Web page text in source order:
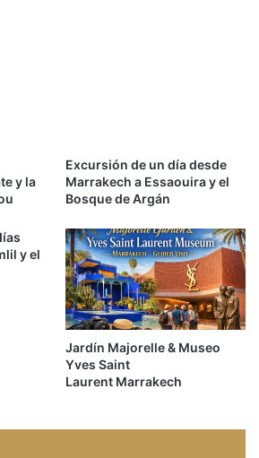
y la
Excursión de un día desde
Marrakech a Essaouira y el
Bosque de Argán
y el
Jardín Majorelle & Museo
Yves Saint
Laurent Marrakech